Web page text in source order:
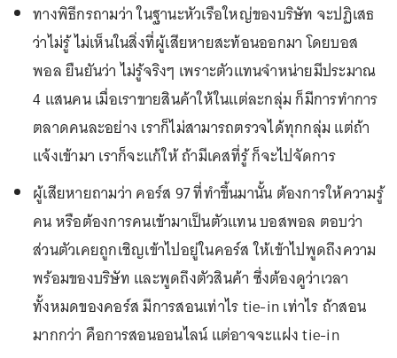
ทางพิธีกรถามว่า ในฐานะหัวเรือใหญ่ของบริษัท จะปฏิเสธ
ว่าไม่รู้ ไม่เห็นในสิ่งที่ผู้เสียหายสะท้อนออกมา โดยบอส
พอล ยืนยันว่า ไม่รู้จริงๆ เพราะตัวแทนจำหน่ายมีประมาณ
4 แสนคน เมื่อเราขายสินค้าให้ในแต่ละกลุ่ม ก็มีการทำการ
ตลาดคนละอย่าง เราก็ไม่สามารถตรวจได้ทุกกลุ่ม แต่ถ้า
แจ้งเข้ามา เราก็จะแก้ให้ ถ้ามีเคสที่รู้ ก็จะไปจัดการ
ผู้เสียหายถามว่า คอร์ส 97 ที่ทำขึ้นมานั้น ต้องการให้ความรู้
คน หรือต้องการคนเข้ามาเป็นตัวแทน บอสพอล ตอบว่า
ส่วนตัวเคยถูกเชิญเข้าไปอยู่ในคอร์ส ให้เข้าไปพูดถึงความ
พร้อมของบริษัท และพูดถึงตัวสินค้า ซึ่งต้องดูว่าเวลา
ทั้งหมดของคอร์ส มีการสอนเท่าไร tie-in เท่าไร ถ้าสอน
มากกว่า คือการสอนออนไลน์ แต่อาจจะแฝง tie-in